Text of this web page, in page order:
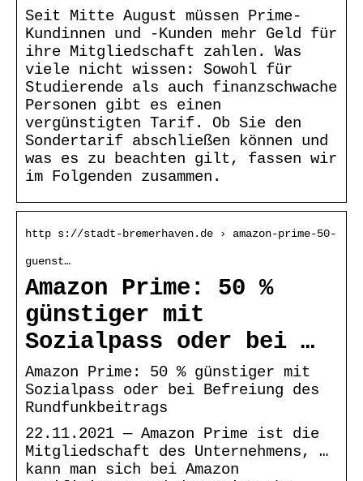
Seit Mitte August müssen Prime-
Kundinnen und -Kunden mehr Geld für
ihre Mitgliedschaft zahlen. Was
viele nicht wissen: Sowohl für
Studierende als auch finanzschwache
Personen gibt es einen
vergünstigten Tarif. Ob Sie den
Sondertarif abschließen können und
was es zu beachten gilt, fassen wir
im Folgenden zusammen.
http s://stadt-bremerhaven.de › amazon-prime-50-
guenst…
Amazon Prime: 50 %
günstiger mit
Sozialpass oder bei …
Amazon Prime: 50 % günstiger mit
Sozialpass oder bei Befreiung des
Rundfunkbeitrags
22.11.2021 — Amazon Prime ist die
Mitgliedschaft des Unternehmens, …
kann man sich bei Amazon